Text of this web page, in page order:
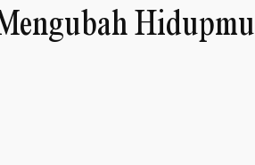
Hidupmu